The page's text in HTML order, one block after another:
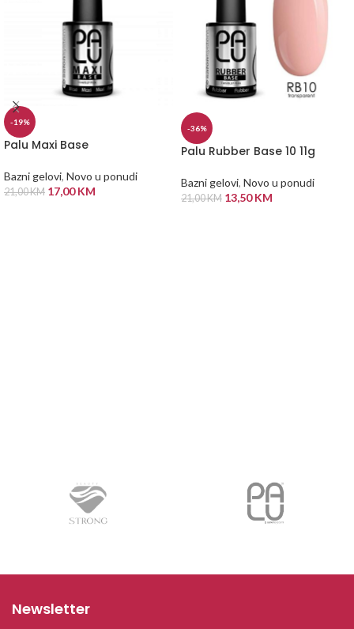
-19%
Palu Maxi Base
Bazni gelovi, Novo u ponudi
21,00KM 17,00KM
-36%
Palu Rubber Base 10 11g
Bazni gelovi, Novo u ponudi
21,00KM 13,50KM
Newsletter